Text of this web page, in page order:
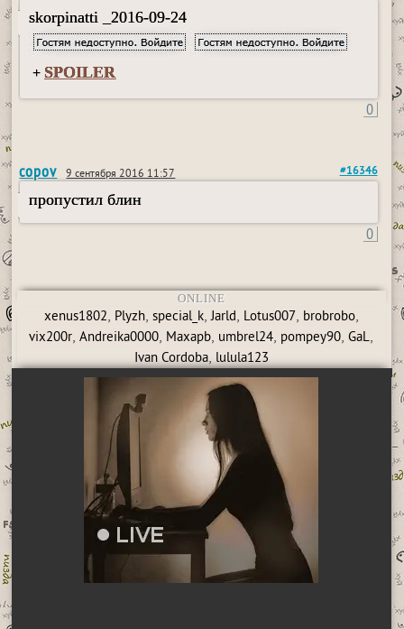
skorpinatti _2016-09-24
+ SPOILER
0
copov 9 сентября 2016 11:57 #16346
пропустил блин
0
ONLINE
xenus1802, Plyzh, special_k,Jarld, Lotus007, brobrobo,
vix200r,Andreika0000, Maxapb, umbrel24, pompey90,GaL,
Ivan Cordoba,lulula123